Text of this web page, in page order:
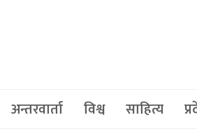
अन्तरवार्ता विश्व साहित्य